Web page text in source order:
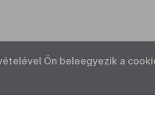
Ön beleegyezik a